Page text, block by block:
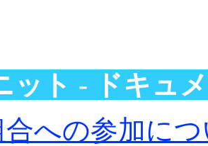
ット - ドキュ
への参加に